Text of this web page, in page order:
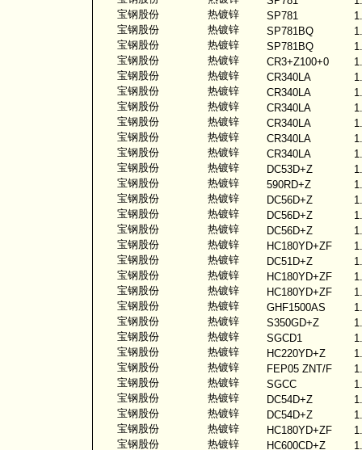
宝钢股份
热镀锌 SP781
宝钢股份
热镀锌 SP781BQ
宝钢股份
热镀锌 SP781BQ
宝钢股份
热镀锌 CR3+Z100+0
宝钢股份
热镀锌 CR340LA
宝钢股份
热镀锌 CR340LA
宝钢股份
热镀锌 CR340LA
宝钢股份
热镀锌 CR340LA
宝钢股份
热镀锌 CR340LA
宝钢股份
热镀锌 CR340LA
宝钢股份
热镀锌 DC53D+Z
宝钢股份
热镀锌 590RD+Z
宝钢股份
热镀锌 DC56D+Z
宝钢股份
热镀锌 DC56D+Z
宝钢股份
热镀锌 DC56D+Z
宝钢股份
热镀锌 HC180YD+ZF
宝钢股份
热镀锌 DC51D+Z
宝钢股份
热镀锌 HC180YD+ZF
宝钢股份
热镀锌 HC180YD+ZF
宝钢股份
热镀锌 GHF1500AS
宝钢股份
热镀锌 S350GD+Z
宝钢股份
热镀锌 SGCD1
宝钢股份
热镀锌 HC220YD+Z
宝钢股份
热镀锌 FEP05 ZNT/F
宝钢股份
热镀锌 SGCC
宝钢股份
热镀锌 DC54D+Z
宝钢股份
热镀锌 DC54D+Z
宝钢股份
热镀锌 HC180YD+ZF
宝钢股份
热镀锌 HC600CD+Z